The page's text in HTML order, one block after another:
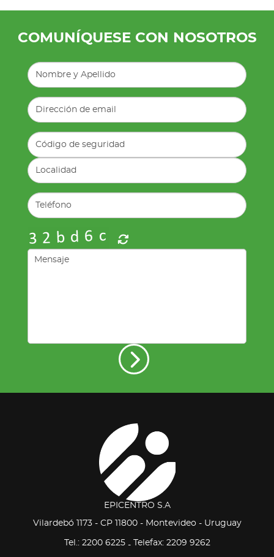
COMUNÍQUESE CON NOSOTROS
EPICENTRO S.A
Vilardebó 1173 - CP 11800 - Montevideo - Uruguay
Tel.: 2200 6225- Telefax: 2209 9262